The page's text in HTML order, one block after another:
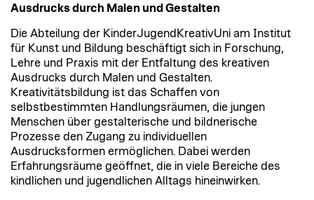
Ausdrucks durch Malen und Gestalten
Die Abteilung der KinderJugendKreativUni am Institut
für Kunst und Bildung beschäftigt sich in Forschung,
Lehre und Praxis mit der Entfaltung des kreativen
Ausdrucks durch Malen und Gestalten.
Kreativitätsbildung ist das Schaffen von
selbstbestimmten Handlungsräumen, die jungen
Menschen über gestalterische und bildnerische
Prozesse den Zugang zu individuellen
Ausdrucksformen ermöglichen. Dabei werden
Erfahrungsräume geöffnet, die in viele Bereiche des
kindlichen und jugendlichen Alltags hineinwirken.